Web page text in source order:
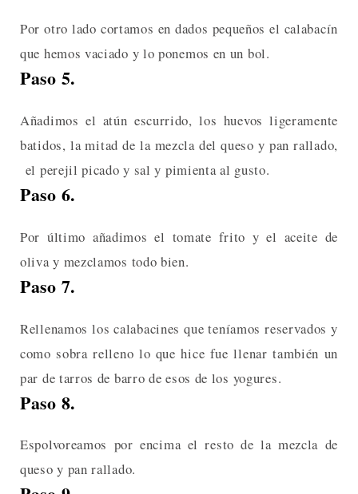
Por otro lado cortamos en dados pequeños el calabacín
que hemos vaciado y lo ponemos en un bol.
Paso 5.
Añadimos el atún escurrido, los huevos ligeramente
batidos, la mitad de la mezcla del queso y pan rallado,
el perejil picado y sal y pimienta al gusto.
Paso 6.
Por último añadimos el tomate frito y el aceite de
oliva y mezclamos todo bien.
Paso 7.
Rellenamos los calabacines que teníamos reservados y
como sobra relleno lo que hice fue llenar también un
par de tarros de barro de esos de los yogures.
Paso 8.
Espolvoreamos por encima el resto de la mezcla de
queso y pan rallado.